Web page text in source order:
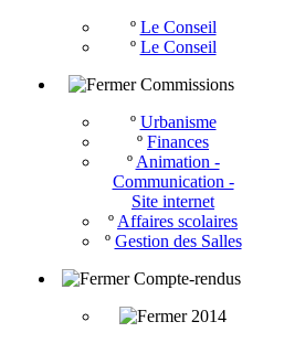
º Le Conseil
º Le Conseil
Commissions
º Urbanisme
º Finances
º Animation -
Communication -
Site internet
º Affaires scolaires
º Gestion des Salles
Compte-rendus
2014